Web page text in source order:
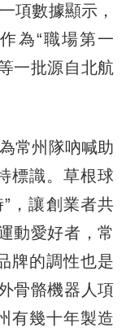
項數據顯示，
為“職場第一
一批源自北航
常州隊吶喊助
標識。草根球
，讓創業者共
動愛好者，常
牌的調性也是
骨骼機器人項
有幾十年製造